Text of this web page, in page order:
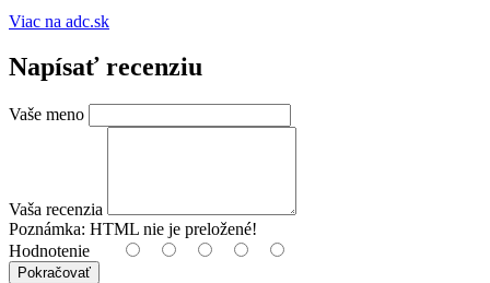
Viac na adc.sk
Napísať recenziu
Vaše meno
Vaša recenzia
Poznámka: HTML nie je preložené!
Hodnotenie
Pokračovať